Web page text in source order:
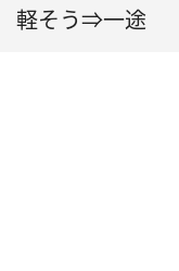
軽そう⇒一途